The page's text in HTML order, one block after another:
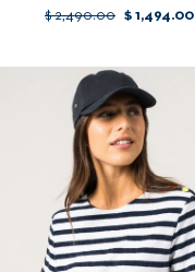
$ 2,490.00 $ 1,494.00